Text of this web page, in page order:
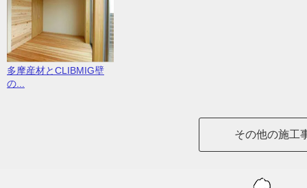
多摩産材とCLIBMIG壁
の...
その他の施工